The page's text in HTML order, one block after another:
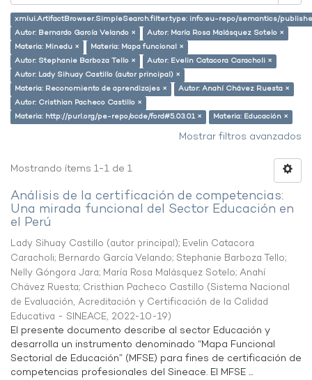
xmlui.ArtifactBrowser.SimpleSearch.filter.type: info:eu-repo/semantics/
Autor: Bernardo García Velando ×
Autor: María Rosa Malásquez Sotelo ×
Materia: Minedu ×
Materia: Mapa funcional ×
Autor: Stephanie Barboza Tello ×
Autor: Evelin Catacora Caracholi ×
Autor: Lady Sihuay Castillo (autor principal) ×
Materia: Reconomiento de aprendizajes ×
Autor: Anahí Chávez Ruesta ×
Autor: Cristhian Pacheco Castillo ×
Materia: http://purl.org/pe-repo/ocde/ford#5.03.01 ×
Materia: Educación ×
Mostrar filtros avanzados
Mostrando ítems 1-1 de 1
Análisis de la certificación de competencias:
Una mirada funcional del Sector Educación en
el Perú
Lady Sihuay Castillo (autor principal); Evelin Catacora
Caracholi; Bernardo García Velando; Stephanie Barboza Tello;
Nelly Góngora Jara; María Rosa Malásquez Sotelo; Anahí
Chávez Ruesta; Cristhian Pacheco Castillo (Sistema Nacional
de Evaluación, Acreditación y Certificación de la Calidad
Educativa - SINEACE, 2022-10-19)
El presente documento describe al sector Educación y
desarrolla un instrumento denominado “Mapa Funcional
Sectorial de Educación” (MFSE) para fines de certificación de
competencias profesionales del Sineace. El MFSE ...